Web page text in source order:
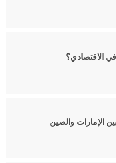
الاقتصادي؟
الإمارات والصين